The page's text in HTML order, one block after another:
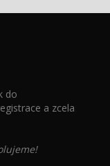
do
a zcela